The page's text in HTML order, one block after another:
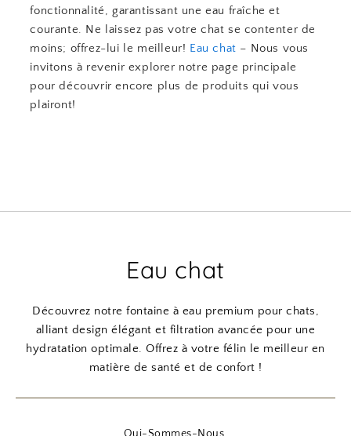
fonctionnalité, garantissant une eau fraîche et
courante. Ne laissez pas votre chat se contenter de
moins; offrez-lui le meilleur! Eau chat – Nous vous
invitons à revenir explorer notre page principale
pour découvrir encore plus de produits qui vous
plairont!
Eau chat
Découvrez notre fontaine à eau premium pour chats,
alliant design élégant et filtration avancée pour une
hydratation optimale. Offrez à votre félin le meilleur en
matière de santé et de confort !